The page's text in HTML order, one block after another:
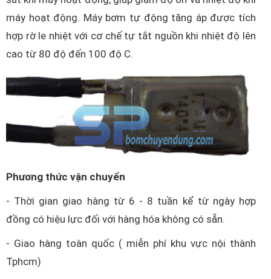
máy hoạt động. Máy bơm tự động tăng áp được tích
hợp rờ le nhiệt với cơ chế tự tắt nguồn khi nhiệt độ lên
cao từ 80 độ đến 100 độ C.
Phương thức vận chuyển
- Thời gian giao hàng từ 6 - 8 tuần kể từ ngày hợp
đồng có hiệu lực đối với hàng hóa không có sẵn.
- Giao hàng toàn quốc ( miễn phí khu vực nội thành
Tphcm)